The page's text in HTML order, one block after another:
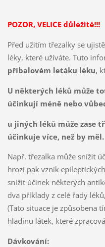
POZOR, VELICE důležité!!!
Před užitím třezalky se
léky, které užíváte. Tuto
příbalovém letáku léku,
U některých léků může
účinkují méně nebo
u jiných léků může zase
účinkuje více, než by měl.
Např. třezalka může snížit
hrozí pak vznik
snížit účinek některých
dva příklady z celé řady
(Tato situace je způsobena
hladinu látek, které
Dávkování: